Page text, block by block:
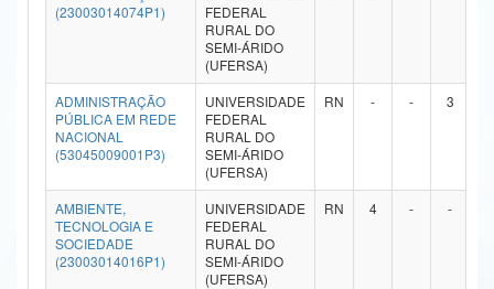
Ministério da Ciência, Tecnologia, Inovações e Comunicações
Ministério do Turismo
Ministério do Desenvolvimento Regional
Controladoria-Geral da União
Ministério da Mulher, da Família e dos Direitos Humanos
(23003014074P1)
FEDERAL
RURAL DO
SEMI-ÁRIDO
(UFERSA)
ADMINISTRAÇÃO
PÚBLICA EM REDE
NACIONAL
(53045009001P3)
UNIVERSIDADE
FEDERAL
RURAL DO
SEMI-ÁRIDO
(UFERSA)
RN - - 3
AMBIENTE,
TECNOLOGIA E
SOCIEDADE
(23003014016P1)
UNIVERSIDADE
FEDERAL
RURAL DO
SEMI-ÁRIDO
(UFERSA)
RN 4 - -